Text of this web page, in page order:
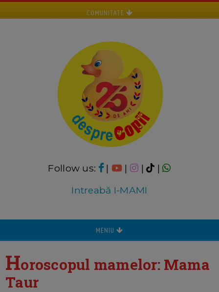
COMUNITATE
Follow us: | | |
|
Intreabă I-MAMI
MENIU
Horoscopul mamelor: Mama
Taur